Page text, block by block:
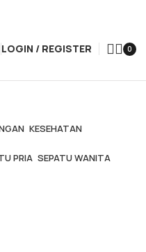
LOGIN / REGISTER 0
KESEHATAN
PRIA SEPATU WANITA